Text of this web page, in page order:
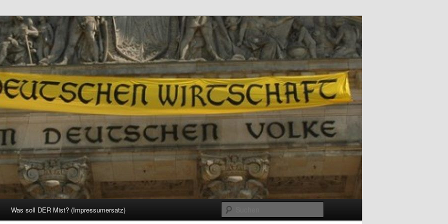
Was soll DER Mist? (Impressumersatz)